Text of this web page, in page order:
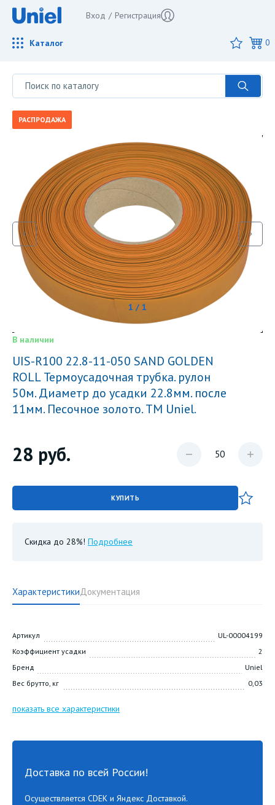
Вход / Регистрация
Каталог 0
РАСПРОДАЖА
1 / 1
В наличии
UIS-R100 22.8-11-050 SAND GOLDEN
ROLL Термоусадочная трубка. рулон
50м. Диаметр до усадки 22.8мм. после
11мм. Песочное золото. ТМ Uniel.
28 руб.
КУПИТЬ
Скидка до 28%! Подробнее
ХарактеристикиДокументация
Артикул
UL-00004199
Коэффициент усадки
2
Бренд
Uniel
Вес брутто, кг
0,03
показать все характеристики
Доставка по всей России!
Осуществляется CDEK и Яндекс Доставкой.